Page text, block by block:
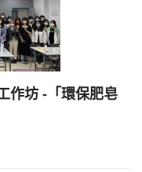
作坊 -「環保肥皂